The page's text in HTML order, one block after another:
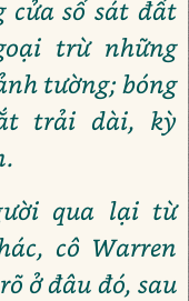
cửa sổ sát đất
trừ những
tường; bóng
trải dài, kỳ
qua lại từ
cô Warren
ở đâu đó, sau